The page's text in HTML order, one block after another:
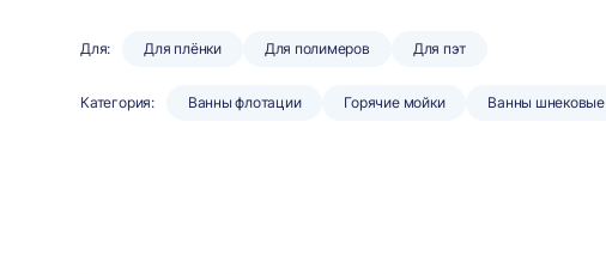
Для: Для плёнки Для полимеров Для пэт
Категория: Ванны флотации Горячие мойки Ванны шнековые